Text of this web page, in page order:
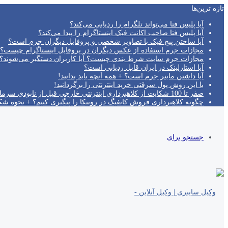
تازه‌ ترین‌ها
آیا پلیس فتا می‌تواند تلگرام را ردیابی می‌کند؟
آیا پلیس فتا صاحب اکانت فیک اینستاگرام را پیدا می‌کند؟
آیا ساختن پیج فیک با تصاویر شخصی و پروفایل دیگران جرم است؟
مجازات جرم استفاده از عکس دیگران در پروفایل اینستاگرام چیست؟
مجازات جرم سایت شرط بندی چیست؟ آیا کاربران دستگیر
آیا استارلینک در ایران قابل ردیابی است؟
آیا داشتن ماینر جرم است؟ + همه آنچه باید بدانید!
با این روش پول سرقتی خرید اینترنتی را برگردانید!
صفر تا 100 شکایت از کلاهبرداری اینترنتی خارجی قبل از نابودی سرمایه!
چگونه کلاهبرداری فروش کانفیگ در روبیکا را پیگیری کنیم؟ + نحوه
جستجو برای